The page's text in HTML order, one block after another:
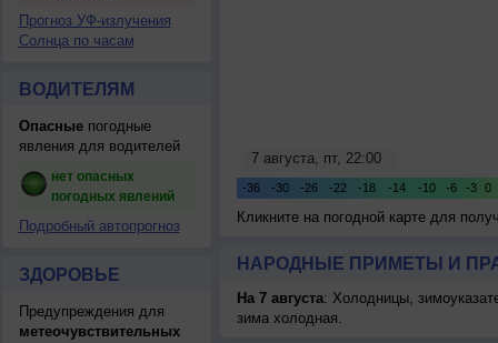
Прогноз УФ-излучения
Солнца по часам
ВОДИТЕЛЯМ
Опасныепогодные
явления для водителей
нет опасных
погодных явлений
Подробный автопрогноз
ЗДОРОВЬЕ
Предупреждения для
метеочувствительных
Кликните на погодной карте для
НАРОДНЫЕ ПРИМЕТЫ И
На 7 августа: Холодницы,
зима холодная.